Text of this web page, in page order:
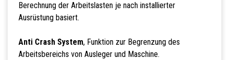
Berechnung der Arbeitslasten je nach installierter
Ausrüstung basiert.
Anti Crash System, Funktion zur Begrenzung des
Arbeitsbereichs von Ausleger und Maschine.